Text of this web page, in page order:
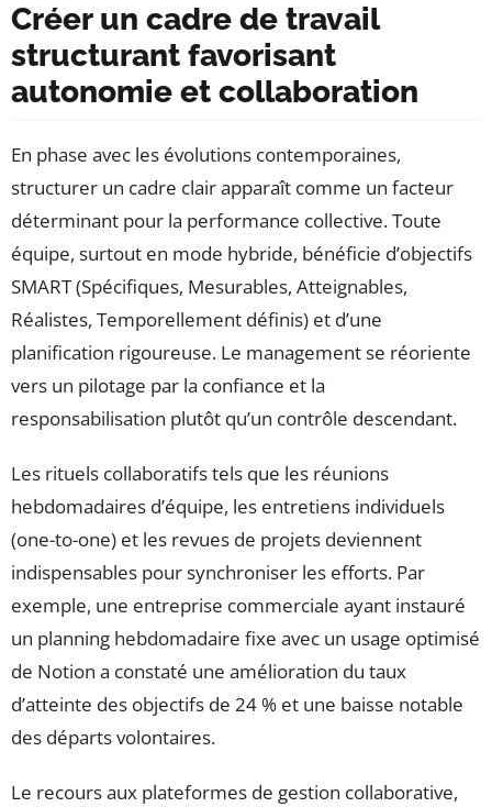
Créer un cadre de travail
structurant favorisant
autonomie et collaboration
En phase avec les évolutions contemporaines,
structurer un cadre clair apparaît comme un facteur
déterminant pour la performance collective. Toute
équipe, surtout en mode hybride, bénéficie d’objectifs
SMART (Spécifiques, Mesurables, Atteignables,
Réalistes, Temporellement définis) et d’une
planification rigoureuse. Le management se réoriente
vers un pilotage par la confiance et la
responsabilisation plutôt qu’un contrôle descendant.
Les rituels collaboratifs tels que les réunions
hebdomadaires d’équipe, les entretiens individuels
(one-to-one) et les revues de projets deviennent
indispensables pour synchroniser les efforts. Par
exemple, une entreprise commerciale ayant instauré
un planning hebdomadaire fixe avec un usage optimisé
de Notion a constaté une amélioration du taux
d’atteinte des objectifs de 24 % et une baisse notable
des départs volontaires.
Le recours aux plateformes de gestion collaborative,